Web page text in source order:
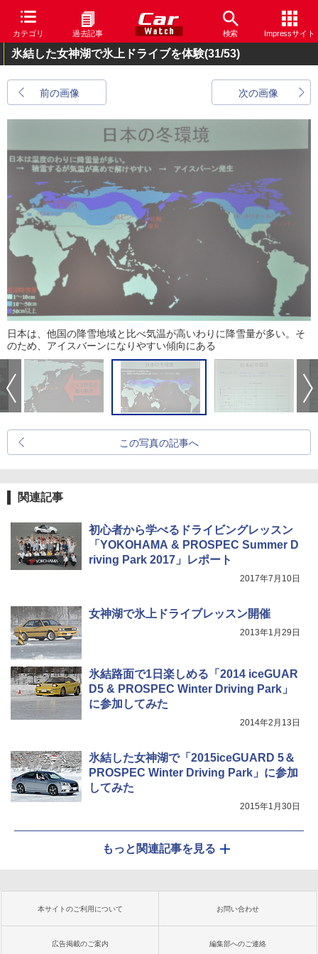
カテゴリ 過去記事 検索 Impressサイト
氷結した女神湖で氷上ドライブを体験(31/53)
前の画像 次の画像
日本は、他国の降雪地域と比べ気温が高いわりに降雪量が多い。そ
のため、アイスバーンになりやすい傾向にある
この写真の記事へ
関連記事
初心者から学べるドライビングレッスン
「YOKOHAMA & PROSPEC Summer D
riving Park 2017」レポート
2017年7月10日
女神湖で氷上ドライブレッスン開催
2013年1月29日
氷結路面で1日楽しめる「2014 iceGUAR
D5 & PROSPEC Winter Driving Park」
に参加してみた
2014年2月13日
氷結した女神湖で「2015iceGUARD 5＆
PROSPEC Winter Driving Park」に参加
してみた
2015年1月30日
もっと関連記事を見る
本サイトのご利用について お問い合わせ
広告掲載のご案内 編集部へのご連絡